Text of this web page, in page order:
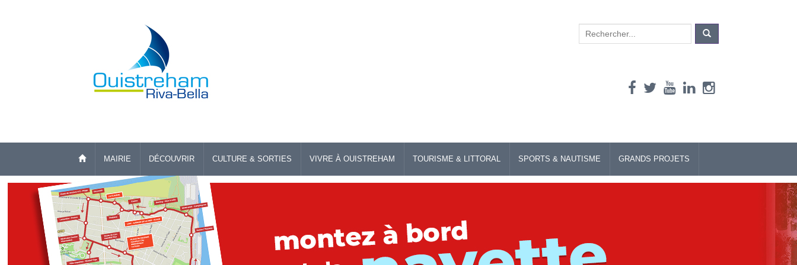
Search
for:
MAIRIE DÉCOUVRIR CULTURE & SORTIES VIVRE À OUISTREHAM TOURISME & LITTORAL SPORTS & NAUTISME GRANDS PROJETS